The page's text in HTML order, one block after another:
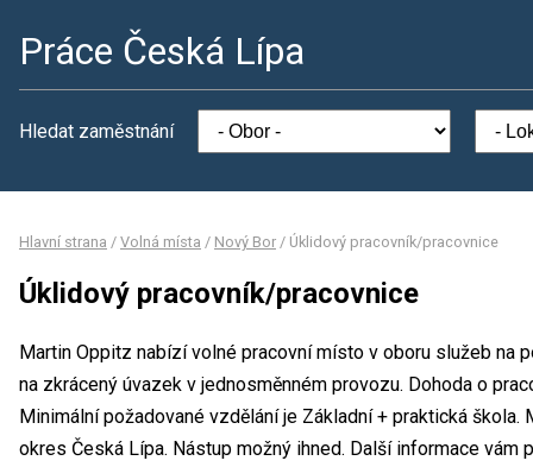
Práce Česká Lípa
Hledat zaměstnání
Hlavní strana / Volná místa / Nový Bor / Úklidový pracovník/pracovnice
Úklidový pracovník/pracovnice
Martin Oppitz nabízí volné pracovní místo v oboru služeb na
na zkrácený úvazek v jednosměnném provozu. Dohoda o
Minimální požadované vzdělání je Základní + praktická
okres Česká Lípa. Nástup možný ihned. Další informace vám